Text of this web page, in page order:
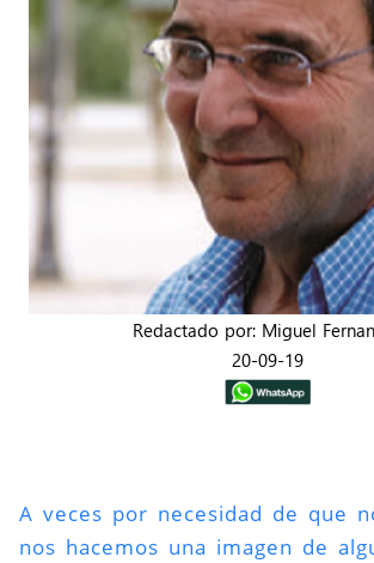
Redactado por: Miguel
20-09-19
A veces por necesidad de que
nos hacemos una imagen de